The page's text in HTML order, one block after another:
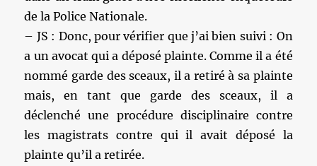
de la Police Nationale.
– JS : Donc, pour vérifier que j’ai bien suivi : On
a un avocat qui a déposé plainte. Comme il a été
nommé garde des sceaux, il a retiré à sa plainte
mais, en tant que garde des sceaux, il a
déclenché une procédure disciplinaire contre
les magistrats contre qui il avait déposé la
plainte qu’il a retirée.